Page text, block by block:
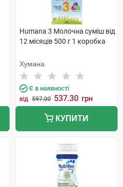
Humana 3 Молочна суміш від
12 місяців 500 г 1 коробка
Хумана
Є в наявності
від 597.00 537.30 грн
КУПИТИ